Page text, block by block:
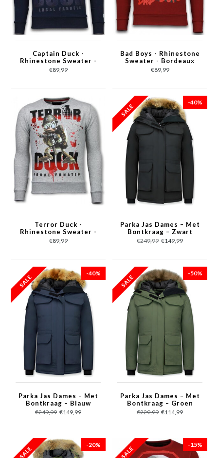
Captain Duck -
Rhinestone Sweater -
Navy
€89,99
Bad Boys - Rhinestone
Sweater - Bordeaux
€89,99
Terror Duck -
Rhinestone Sweater -
Grijs
€89,99
-40%
Parka Jas Dames – Met
Bontkraag – Zwart
€249,99 €149,99
-40%
Parka Jas Dames – Met
Bontkraag – Blauw
€249,99 €149,99
-50%
Parka Jas Dames – Met
Bontkraag – Groen
€229,99 €114,99
-20% -15%